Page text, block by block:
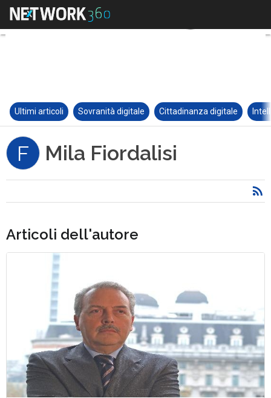
Ultimi articoli Sovranità digitale Cittadinanza digitale
F Mila Fiordalisi
Articoli dell'autore